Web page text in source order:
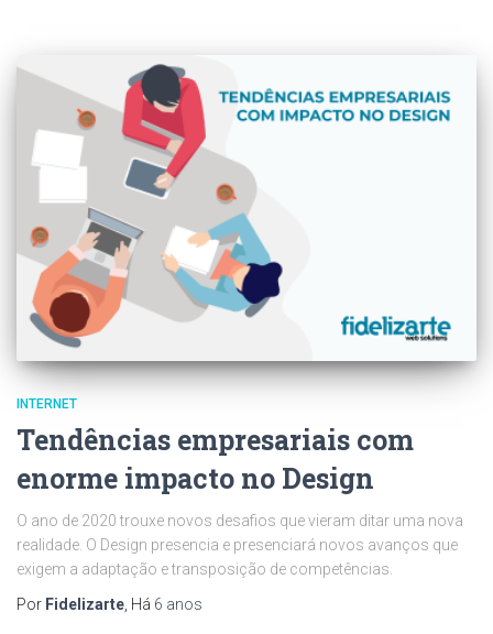
INTERNET
Tendências empresariais com
enorme impacto no Design
O ano de 2020 trouxe novos desafios que vieram ditar uma nova
realidade. O Design presencia e presenciará novos avanços que
exigem a adaptação e transposição de competências.
Por Fidelizarte, Há 6 anos